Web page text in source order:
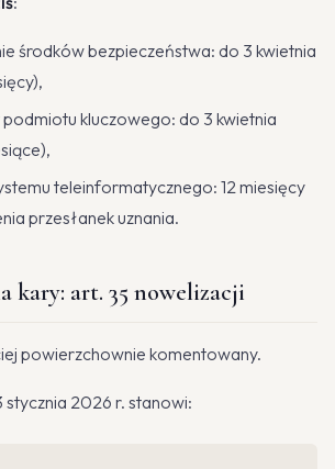
środków bezpieczeństwa: do 3 kwietnia
kluczowego: do 3 kwietnia
teleinformatycznego: 12 miesięcy
przesłanek uznania.
kary: art. 35 nowelizacji
powierzchownie komentowany.
stycznia 2026 r. stanowi: